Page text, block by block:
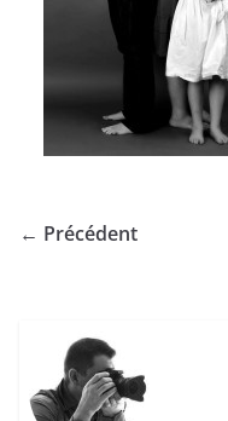
← Précédent